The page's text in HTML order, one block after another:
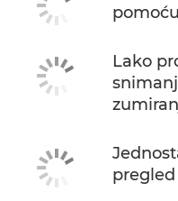
Lako